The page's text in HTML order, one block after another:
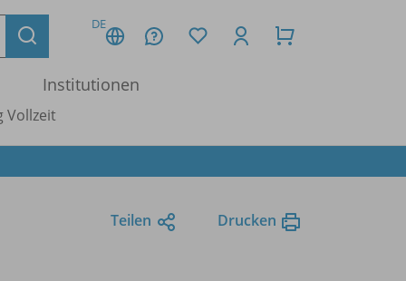
DE
Institutionen
Vollzeit
Teilen Drucken